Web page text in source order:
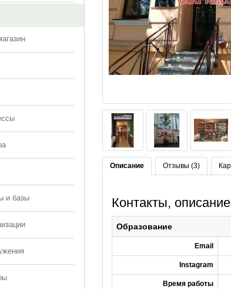
и базы
Описание Отзывы (3)
Контакты,
Образование
Email
Instagram
Время работы